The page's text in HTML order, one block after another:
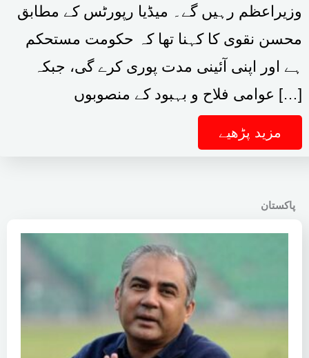
وزیراعظم رہیں گے۔ میڈیا رپورٹس کے مطابق
محسن نقوی کا کہنا تھا کہ حکومت مستحکم
ہے اور اپنی آئینی مدت پوری کرے گی، جبکہ
عوامی فلاح و بہبود کے منصوبوں […]
مزید پڑھیے
پاکستان